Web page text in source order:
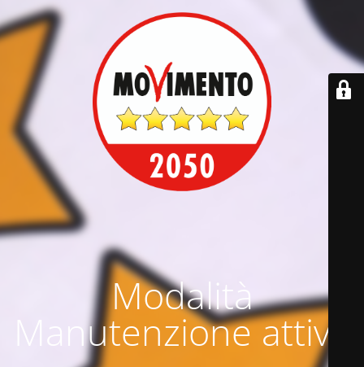
Modalità
Manutenzione attiva